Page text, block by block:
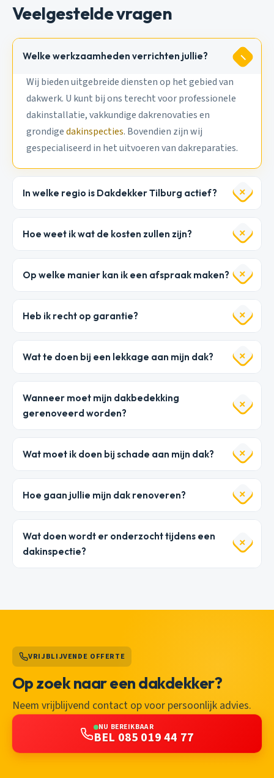
Veelgestelde vragen
Welke werkzaamheden verrichten jullie?
Wij bieden uitgebreide diensten op het gebied van
dakwerk. U kunt bij ons terecht voor professionele
dakinstallatie, vakkundige dakrenovaties en
grondigedakinspecties. Bovendien zijn wij
gespecialiseerd in het uitvoeren van dakreparaties.
In welke regio is Dakdekker Tilburg actief?
Hoe weet ik wat de kosten zullen zijn?
Op welke manier kan ik een afspraak maken?
Heb ik recht op garantie?
Wat te doen bij een lekkage aan mijn dak?
Wanneer moet mijn dakbedekking
gerenoveerd worden?
Wat moet ik doen bij schade aan mijn dak?
Hoe gaan jullie mijn dak renoveren?
Wat doen wordt er onderzocht tijdens een
dakinspectie?
VRIJBLIJVENDE OFFERTE
Op zoek naar een dakdekker?
Neem vrijblijvend contact op voor persoonlijk advies.
NU BEREIKBAAR
BEL 085 019 44 77